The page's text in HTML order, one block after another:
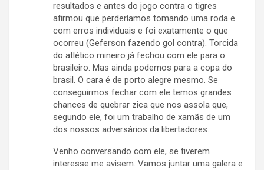
resultados e antes do jogo contra o tigres
afirmou que perderíamos tomando uma roda e
com erros individuais e foi exatamente o que
ocorreu (Geferson fazendo gol contra). Torcida
do atlético mineiro já fechou com ele para o
brasileiro. Mas ainda podemos para a copa do
brasil. O cara é de porto alegre mesmo. Se
conseguirmos fechar com ele temos grandes
chances de quebrar zica que nos assola que,
segundo ele, foi um trabalho de xamãs de um
dos nossos adversários da libertadores.
Venho conversando com ele, se tiverem
interesse me avisem. Vamos juntar uma galera e